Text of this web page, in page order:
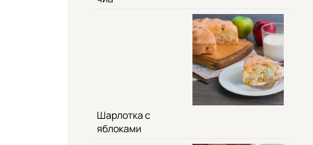
Шарлотка с
яблоками